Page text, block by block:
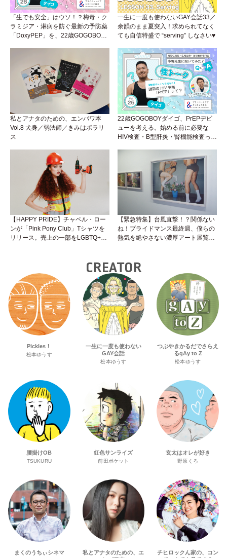
「生でも安全」はウソ！？梅毒・ク
ラミジア・淋病を防ぐ最新の予防薬
「DoxyPEP」を、22歳GOGOBOY
（Vol.26）
一生に一度も使わないGAY会話33／
余韻のまま夏突入！求められてなく
ても自信特盛で “serving” しなさい♥
私とアナタのための、エンパワ本
Vol.8 犬身／弱法師／きみはポラリ
ス
22歳GOGOBOYダイゴ、PrEPデビ
ューを考える。始める前に必要な
HIV検査・B型肝炎・腎機能検査っ
性トーク～聞きにくいことは小堀先
生に聞けばイイ！（Vol.25）
【HAPPY PRIDE】チャペル・ロー
ンが「Pink Pony Club」Tシャツを
リリース。売上の一部をLGBTQ+＆
【緊急特集】台風直撃！？関係ない
ね！プライドマンス最終週、僕らの
熱気を絶やさない濃厚アート展覧会
CREATOR
Pickles！
松本ゆうす
一生に一度も使わない
GAY会話
松本ゆうす
つぶやきかるだでさらえ
るgAy to Z
松本ゆうす
腰掛けOB
TSUKURU
虹色サンライズ
前田ポケット
玄太はオレが好き
野原くろ
まくのうちぃシネマ
私とアナタのための、エ
チヒロックん家の、コン